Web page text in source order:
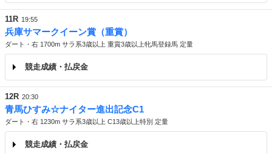
11R 19:55
兵庫サマークイーン賞（重賞）
ダート・右 1700m サラ系3歳以上 重賞3歳以上牝馬登録馬 定量
競走成績・払戻金
12R 20:30
青馬ひすみ☆ナイター進出記念C1
ダート・右 1230m サラ系3歳以上 C13歳以上特別 定量
競走成績・払戻金